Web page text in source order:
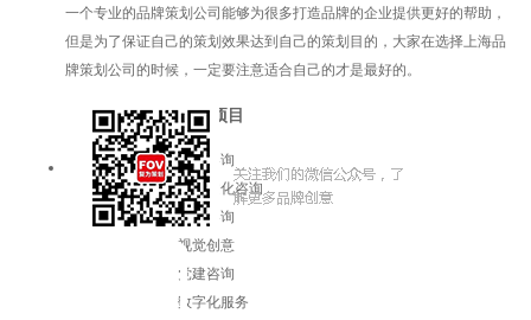
一个专业的品牌策划公司能够为很多打造品牌的企业提供更好的帮助，
但是为了保证自己的策划效果达到自己的策划目的，大家在选择上海品
牌策划公司的时候，一定要注意适合自己的才是最好的。
服务项目
品牌咨询
企业文化咨询
增长咨询
视觉创意
党建咨询
数字化服务